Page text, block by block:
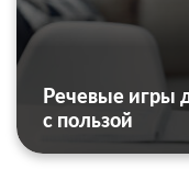
Речевые игры
с пользой